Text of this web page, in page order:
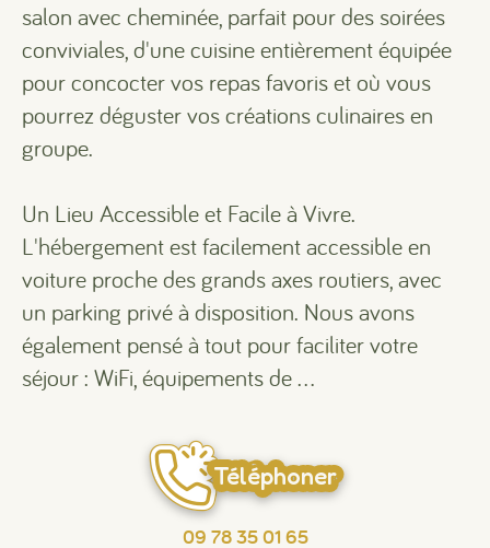
salon avec cheminée, parfait pour des soirées
conviviales, d'une cuisine entièrement équipée
pour concocter vos repas favoris et où vous
pourrez déguster vos créations culinaires en
groupe.
Un Lieu Accessible et Facile à Vivre.
L'hébergement est facilement accessible en
voiture proche des grands axes routiers, avec
un parking privé à disposition. Nous avons
également pensé à tout pour faciliter votre
séjour : WiFi, équipements de ...
Téléphoner
09 78 35 01 65